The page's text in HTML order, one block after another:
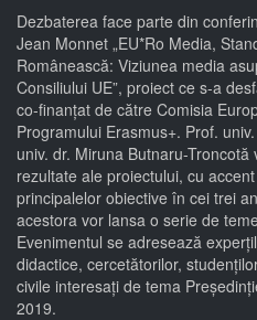
Dezbaterea face parte din
Jean Monnet „EU*Ro Media,
Românească: Viziunea media
Consiliului UE”, proiect ce s-a
co-finanțat de către Comisia
Programului Erasmus+. Prof.
univ. dr. Miruna Butnaru-
rezultate ale proiectului, cu
principalelor obiective în cei trei
acestora vor lansa o serie de
Evenimentul se adresează
didactice, cercetătorilor,
civile interesați de tema
2019.